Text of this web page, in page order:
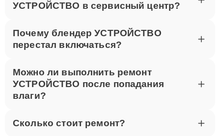
УСТРОЙСТВО в сервисный центр?
Почему блендер УСТРОЙСТВО
перестал включаться?
Можно ли выполнить ремонт
УСТРОЙСТВО после попадания
влаги?
Сколько стоит ремонт?